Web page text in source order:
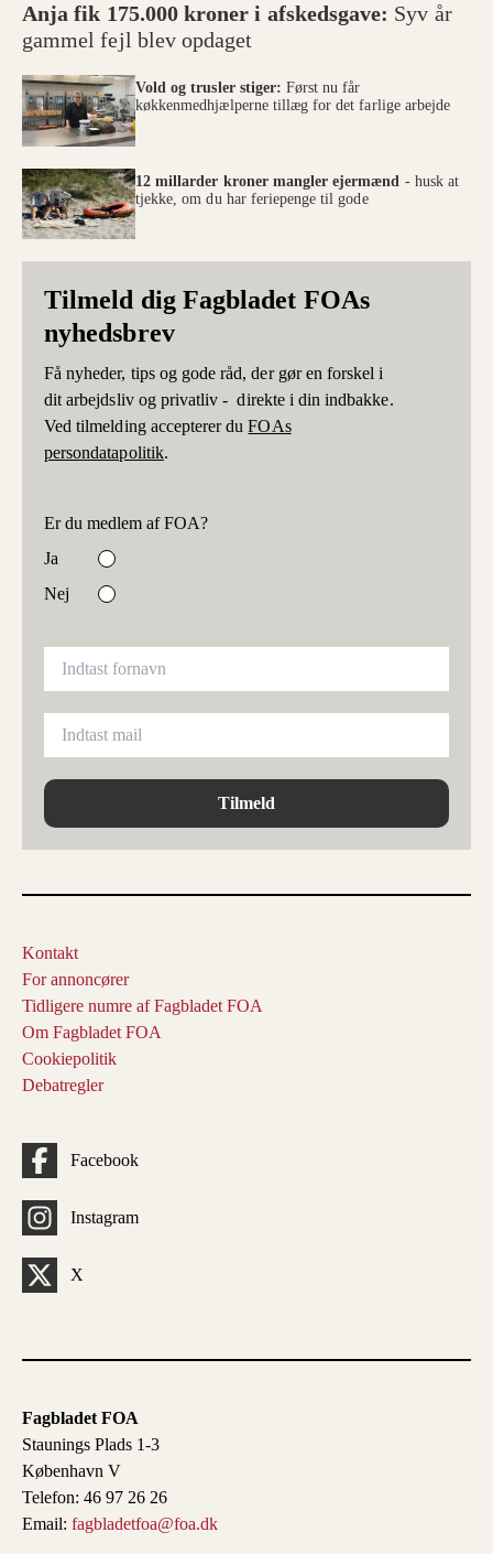
Anja fik 175.000 kroner i afskedsgave: Syv år
gammel fejl blev opdaget
Vold og trusler stiger:Først nu får
køkkenmedhjælperne tillæg for det farlige arbejde
12 millarder kroner mangler ejermænd - husk at
tjekke, om du har feriepenge til gode
Tilmeld dig Fagbladet FOAs
nyhedsbrev
Få nyheder, tips og gode råd, der gør en forskel i
dit arbejdsliv og privatliv - direkte i din indbakke.
Ved tilmelding accepterer duFOAs
persondatapolitik.
Er du medlem af FOA?
Ja
Nej
Tilmeld
Fagbladet FOA
Staunings Plads 1-3
København V
Telefon: 46 97 26 26
Email: fagbladetfoa@foa.dk
Kontakt
For annoncører
Tidligere numre af Fagbladet FOA
Om Fagbladet FOA
Cookiepolitik
Debatregler
Facebook
Instagram
X